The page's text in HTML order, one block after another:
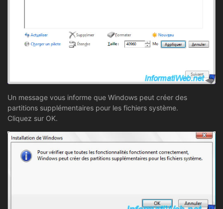
Un message vous informe que Windows peut créer des
partitions supplémentaires pour les fichiers système.
Cliquez sur OK.